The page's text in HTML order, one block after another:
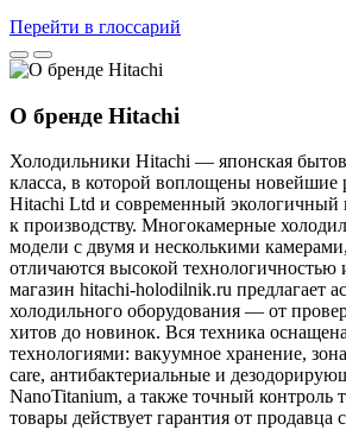
Перейти в глоссарий
О бренде Hitachi
Холодильники Hitachi — японская
класса, в которой воплощены новейшие
Hitachi Ltd и современный экологичный
к производству. Многокамерные
модели с двумя и несколькими
отличаются высокой
магазин hitachi-holodilnik.ru предлагает
холодильного оборудования — от
хитов до новинок. Вся техника
технологиями: вакуумное хранение,
care, антибактериальные и
NanoTitanium, а также точный контроль
товары действует гарантия от продавца